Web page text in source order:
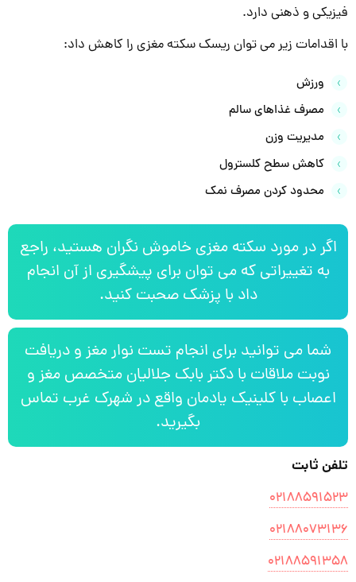
فیزیکی و ذهنی دارد.
با اقدامات زیر می توان ریسک سکته مغزی را کاهش داد:
ورزش
مصرف غذاهای سالم
مدیریت وزن
کاهش سطح کلسترول
محدود کردن مصرف نمک
اگر در مورد سکته مغزی خاموش نگران هستید، راجع
به تغییراتی که می توان برای پیشگیری از آن انجام
داد با پزشک صحبت کنید.
شما می توانید برای انجام تست نوار مغز و دریافت
نوبت ملاقات با دکتر بابک جلالیان متخصص مغز و
اعصاب با کلینیک یادمان واقع در شهرک غرب تماس
بگیرید.
تلفن ثابت
۰۲۱۸۸۵۹۱۵۲۳
۰۲۱۸۸۰۷۳۱۳۶
۰۲۱۸۸۵۹۱۳۵۸